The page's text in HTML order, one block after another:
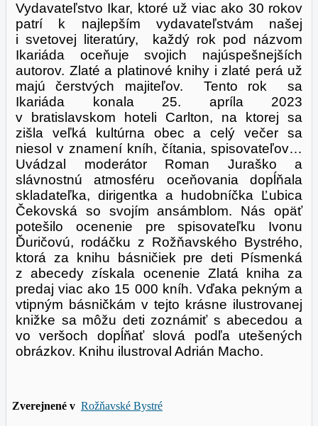
Vydavateľstvo Ikar, ktoré už viac ako 30 rokov
patrí k najlepším vydavateľstvám našej
i svetovej literatúry, každý rok pod názvom
Ikariáda oceňuje svojich najúspešnejších
autorov. Zlaté a platinové knihy i zlaté perá už
majú čerstvých majiteľov. Tento rok sa
Ikariáda konala 25. apríla 2023
v bratislavskom hoteli Carlton, na ktorej sa
zišla veľká kultúrna obec a celý večer sa
niesol v znamení kníh, čítania, spisovateľov…
Uvádzal moderátor Roman Juraško a
slávnostnú atmosféru oceňovania dopĺňala
skladateľka, dirigentka a hudobníčka Ľubica
Čekovská so svojím ansámblom. Nás opäť
potešilo ocenenie pre spisovateľku Ivonu
Ďuričovú, rodáčku z Rožňavského Bystrého,
ktorá za knihu básničiek pre deti Písmenká
z abecedy získala ocenenie Zlatá kniha za
predaj viac ako 15 000 kníh. Vďaka pekným a
vtipným básničkám v tejto krásne ilustrovanej
knižke sa môžu deti zoznámiť s abecedou a
vo veršoch dopĺňať slová podľa utešených
obrázkov. Knihu ilustroval Adrián Macho.
Zverejnené v Rožňavské Bystré